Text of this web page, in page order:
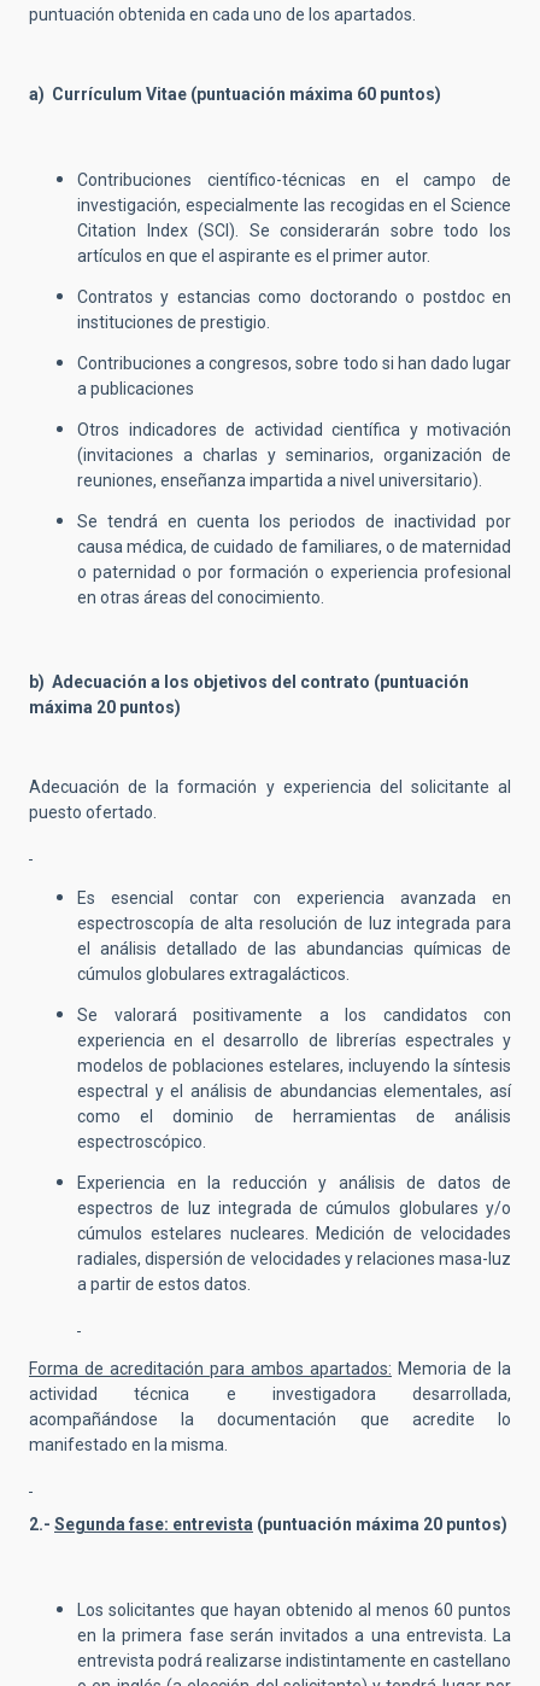
puntuación obtenida en cada uno de los apartados.
a) Currículum Vitae (puntuación máxima 60 puntos)
Contribuciones científico-técnicas en el campo de
investigación, especialmente las recogidas en el Science
Citation Index (SCI). Se considerarán sobre todo los
artículos en que el aspirante es el primer autor.
Contratos y estancias como doctorando o postdoc en
instituciones de prestigio.
Contribuciones a congresos, sobre todo si han dado lugar
a publicaciones
Otros indicadores de actividad científica y motivación
(invitaciones a charlas y seminarios, organización de
reuniones, enseñanza impartida a nivel universitario).
Se tendrá en cuenta los periodos de inactividad por
causa médica, de cuidado de familiares, o de maternidad
o paternidad o por formación o experiencia profesional
en otras áreas del conocimiento.
b) Adecuación a los objetivos del contrato (puntuación
máxima 20 puntos)
Adecuación de la formación y experiencia del solicitante al
puesto ofertado.
Es esencial contar con experiencia avanzada en
espectroscopía de alta resolución de luz integrada para
el análisis detallado de las abundancias químicas de
cúmulos globulares extragalácticos.
Se valorará positivamente a los candidatos con
experiencia en el desarrollo de librerías espectrales y
modelos de poblaciones estelares, incluyendo la síntesis
espectral y el análisis de abundancias elementales, así
como el dominio de herramientas de análisis
espectroscópico.
Experiencia en la reducción y análisis de datos de
espectros de luz integrada de cúmulos globulares y/o
cúmulos estelares nucleares. Medición de velocidades
radiales, dispersión de velocidades y relaciones masa-luz
a partir de estos datos.
Forma de acreditación para ambos apartados: Memoria de la
actividad técnica e investigadora desarrollada,
acompañándose la documentación que acredite lo
manifestado en la misma.
2.- Segunda fase: entrevista (puntuación máxima 20 puntos)
Los solicitantes que hayan obtenido al menos 60 puntos
en la primera fase serán invitados a una entrevista. La
entrevista podrá realizarse indistintamente en castellano